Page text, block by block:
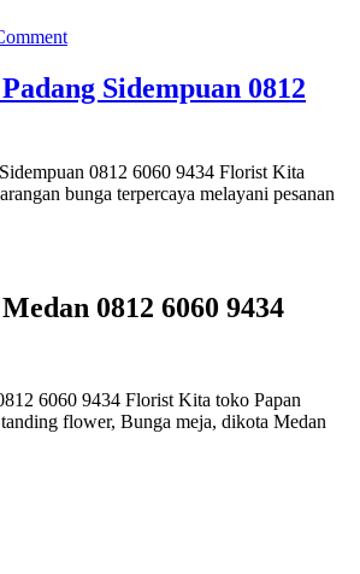
on
Bunga
Padang
6060
9434
Sidempuan 0812
0812 6060 9434 Florist Kita
bunga terpercaya melayani pesanan
0812 6060 9434
6060 9434 Florist Kita toko Papan
flower, Bunga meja, dikota Medan